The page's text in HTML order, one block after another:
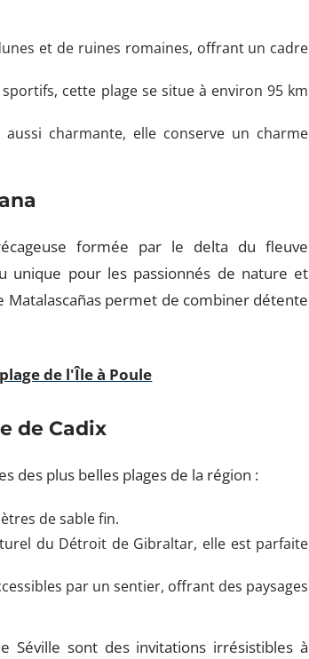
et de ruines romaines, offrant un cadre
cette plage se situe à environ 95 km
charmante, elle conserve un charme
formée par le delta du fleuve
unique pour les passionnés de nature et
Matalascañas permet de combiner détente
de l'Île à Poule
de Cadix
des plus belles plages de la région :
de sable fin.
du Détroit de Gibraltar, elle est parfaite
par un sentier, offrant des paysages
Séville sont des invitations irrésistibles à